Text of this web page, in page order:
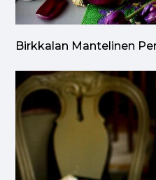
Birkkalan Mantelinen